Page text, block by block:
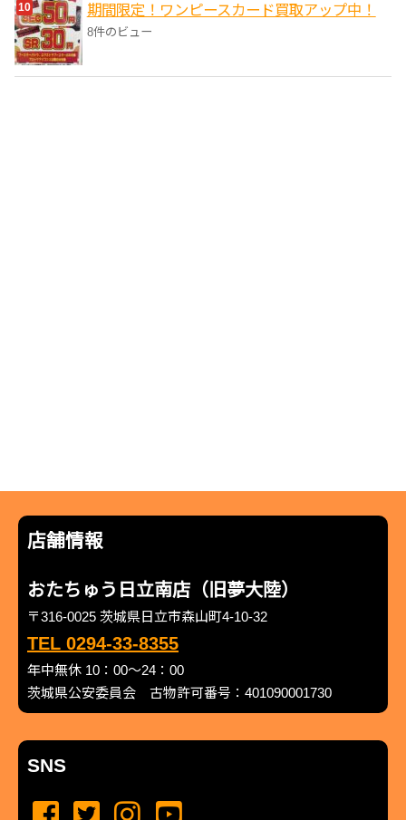
期間限定！ワンピースカード買取アップ中！
8件のビュー
店舗情報
おたちゅう日立南店（旧夢大陸）
〒316-0025 茨城県日立市森山町4-10-32
TEL 0294-33-8355
年中無休 10：00～24：00
茨城県公安委員会 古物許可番号：401090001730
SNS